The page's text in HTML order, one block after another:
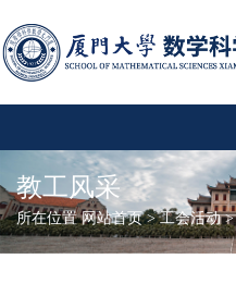
教工风采
所在位置网站首页>工会活动